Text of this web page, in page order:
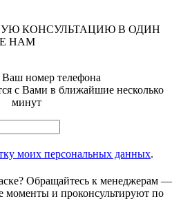
КОНСУЛЬТАЦИЮ В ОДИН
НАМ
номер телефона
с Вами в ближайшие несколько
минут
моих персональных данных.
Обращайтесь к менеджерам —
моменты и проконсультируют по